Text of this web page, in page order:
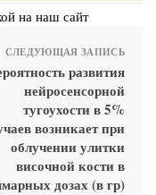
на наш сайт
СЛЕДУЮЩАЯ ЗАПИСЬ
развития
нейросенсорной
тугоухости в 5%
возникает при
облучении улитки
височной кости в
дозах (в гр)